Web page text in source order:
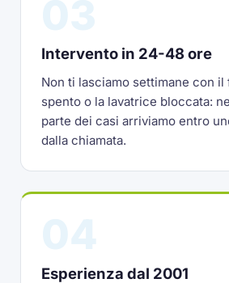
Intervento in 24-48 ore
Non ti lasciamo settimane con
spento o la lavatrice bloccata:
parte dei casi arriviamo entro
dalla chiamata.
Esperienza dal 2001